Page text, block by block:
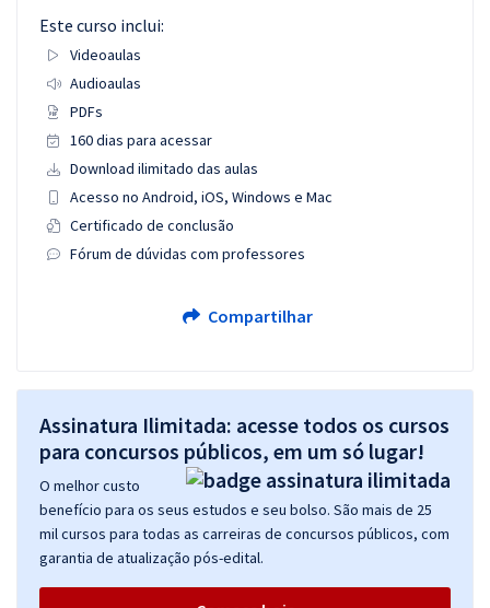
Este curso inclui:
Videoaulas
Audioaulas
PDFs
160 dias para acessar
Download ilimitado das aulas
Acesso no Android, iOS, Windows e Mac
Certificado de conclusão
Fórum de dúvidas com professores
Compartilhar
Assinatura Ilimitada: acesse todos os cursos
para concursos públicos, em um só lugar!
O melhor custo
benefício para os seus estudos e seu bolso. São mais de 25
mil cursos para todas as carreiras de concursos públicos, com
garantia de atualização pós-edital.